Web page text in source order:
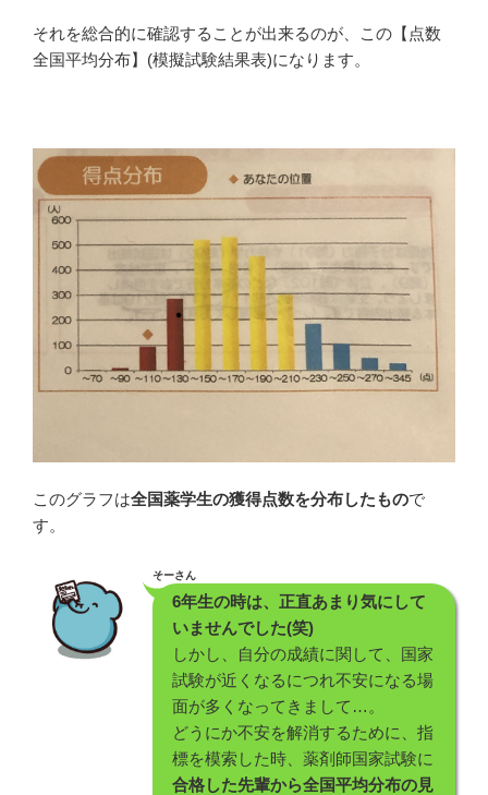
それを総合的に確認することが出来るのが、この【点数
全国平均分布】(模擬試験結果表)になります。
このグラフは全国薬学生の獲得点数を分布したもので
す。
そーさん
6年生の時は、正直あまり気にして
いませんでした(笑)
しかし、自分の成績に関して、国家
試験が近くなるにつれ不安になる場
面が多くなってきまして…。
どうにか不安を解消するために、指
標を模索した時、薬剤師国家試験に
合格した先輩から全国平均分布の見